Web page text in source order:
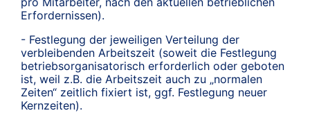
Erfordernissen).
- Festlegung der jeweiligen Verteilung der
verbleibenden Arbeitszeit (soweit die Festlegung
betriebsorganisatorisch erforderlich oder geboten
ist, weil z.B. die Arbeitszeit auch zu „normalen
Zeiten“ zeitlich fixiert ist, ggf. Festlegung neuer
Kernzeiten).